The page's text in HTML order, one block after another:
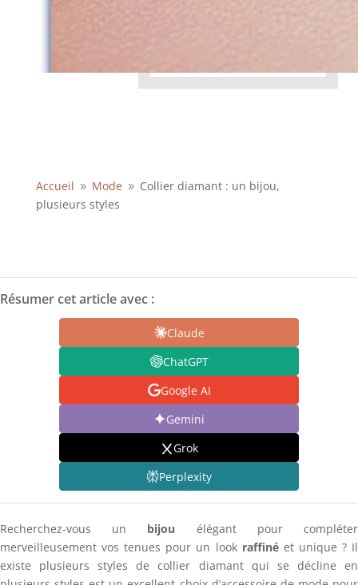
Accueil 9 Mode 9 Collier diamant : un bijou,
plusieurs styles
Résumer cet article avec :
Claude
ChatGPT
Google AI
Gemini
Grok
Perplexity
Recherchez-vous un bijou élégant pour compléter
merveilleusement vos tenues pour un look raffinéet unique ? Il
existe plusieurs styles de collier diamant qui se décline en